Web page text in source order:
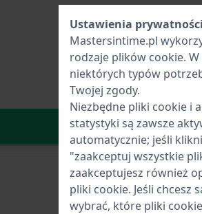
W
Ustawienia prywatności
Mastersintime.pl
rodzaje plików cookie.
niektórych typów
Twojej zgody.
Niezbędne pliki cookie i
statystyki są zawsze
automatycznie; jeśli
"zaakceptuj wszystkie
zaakceptujesz również
pliki cookie. Jeśli chcesz
wybrać, które pliki